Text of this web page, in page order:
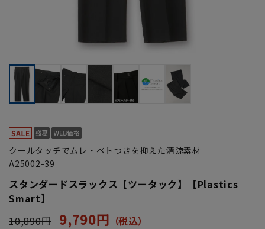
クールタッチでムレ・ベトつきを抑えた清涼素材
A25002-39
スタンダードスラックス【ツータック】【Plastics
Smart】
10,890円
9,790円